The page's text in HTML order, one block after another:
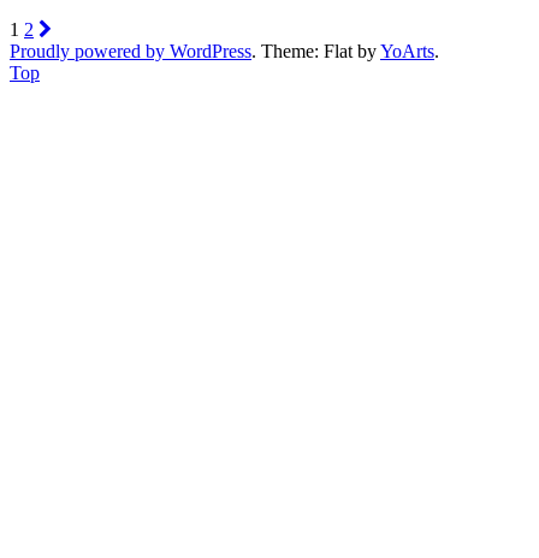
1 2
Proudly powered by WordPress. Theme: Flat byYoArts.
Top